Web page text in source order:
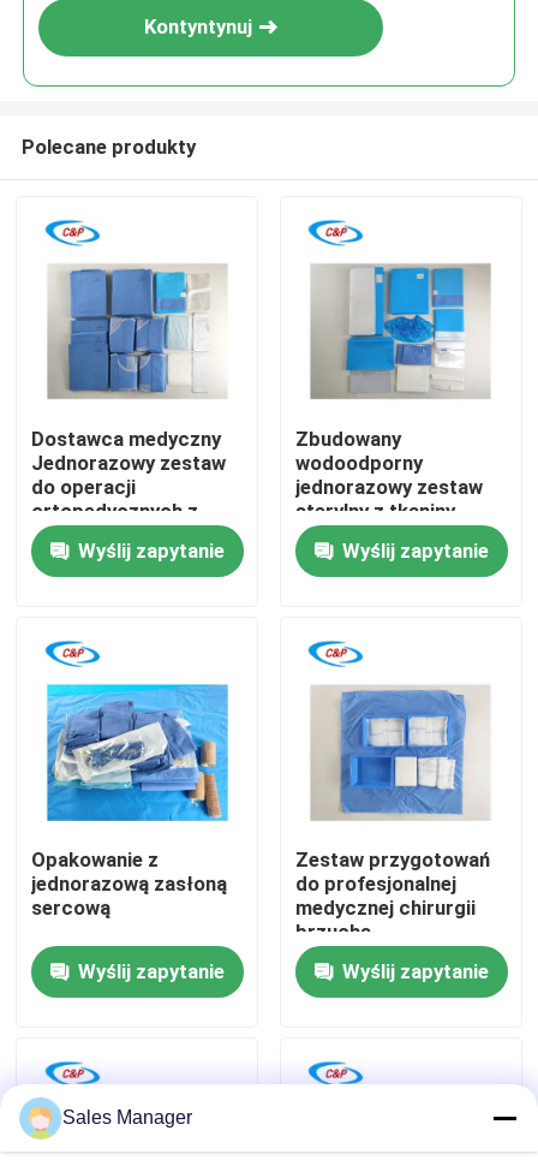
Do domu
Produkty
Pokaz VR
O nas
Wycieczka po fabryce
Nowości
Sprawy
Kontyntynuj
Polecane produkty
Dostawca medyczny
Jednorazowy zestaw
do operacji
ortopedycznych z
tkanin nienasypanych
w celu ułatwienia
bezpiecznych i
Wyślij zapytanie
Zbudowany
wodoodporny
jednorazowy zestaw
sterylny z tkaniny
nienasyconej
Wyślij zapytanie
Opakowanie z
jednorazową zasłoną
sercową
Wyślij zapytanie
Zestaw przygotowań
do profesjonalnej
medycznej chirurgii
brzucha
Certyfikowany
producent operacji
Wyślij zapytanie
Sales Manager